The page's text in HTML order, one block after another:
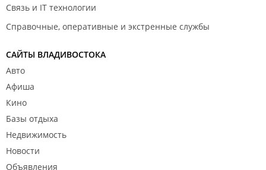
Связь и IT технологии
Справочные, оперативные и экстренные службы
САЙТЫ ВЛАДИВОСТОКА
Авто
Афиша
Кино
Базы отдыха
Недвижимость
Новости
Объявления